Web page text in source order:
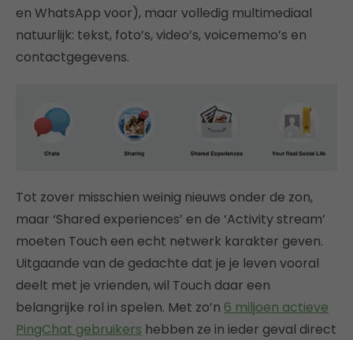
en WhatsApp voor), maar volledig multimediaal
natuurlijk: tekst, foto’s, video’s, voicememo’s en
contactgegevens.
Tot zover misschien weinig nieuws onder de zon,
maar ‘Shared experiences’ en de ‘Activity stream’
moeten Touch een echt netwerk karakter geven.
Uitgaande van de gedachte dat je je leven vooral
deelt met je vrienden, wil Touch daar een
belangrijke rol in spelen. Met zo’n 6 miljoen actieve
PingChat gebruikers hebben ze in ieder geval direct